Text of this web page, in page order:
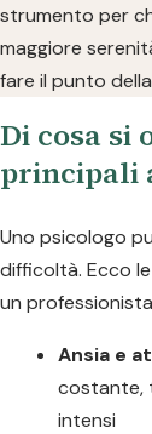
strumento per
maggiore
fare il punto
Di cosa si
principali
Uno psicologo
difficoltà. Ecco
un
Ansia e
costante,
intensi